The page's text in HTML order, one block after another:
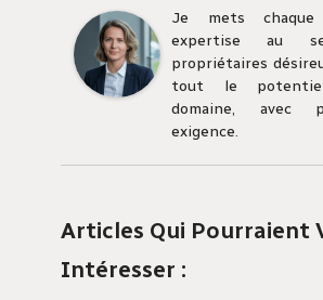
Je mets
expertise au
propriétaires
tout le
domaine, avec
exigence.
Articles Qui Pourraient
Intéresser :